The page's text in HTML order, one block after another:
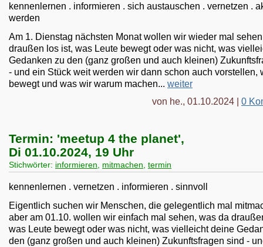
kennenlernen . informieren . sich austauschen . vernetzen .
werden
Am 1. Dienstag nächsten Monat wollen wir wieder mal
draußen los ist, was Leute bewegt oder was nicht, was
Gedanken zu den (ganz großen und auch kleinen)
- und ein Stück weit werden wir dann schon auch vorstellen,
bewegt und was wir warum machen... weiter
von he., 01.10.2024 | 0
Termin: 'meetup 4 the planet',
Di 01.10.2024, 19 Uhr
Stichwörter: informieren mitmachen termin
kennenlernen . vernetzen . informieren . sinnvoll
Eigentlich suchen wir Menschen, die gelegentlich mal
aber am 01.10. wollen wir einfach mal sehen, was da
was Leute bewegt oder was nicht, was vielleicht deine
den (ganz großen und auch kleinen) Zukunftsfragen sind -